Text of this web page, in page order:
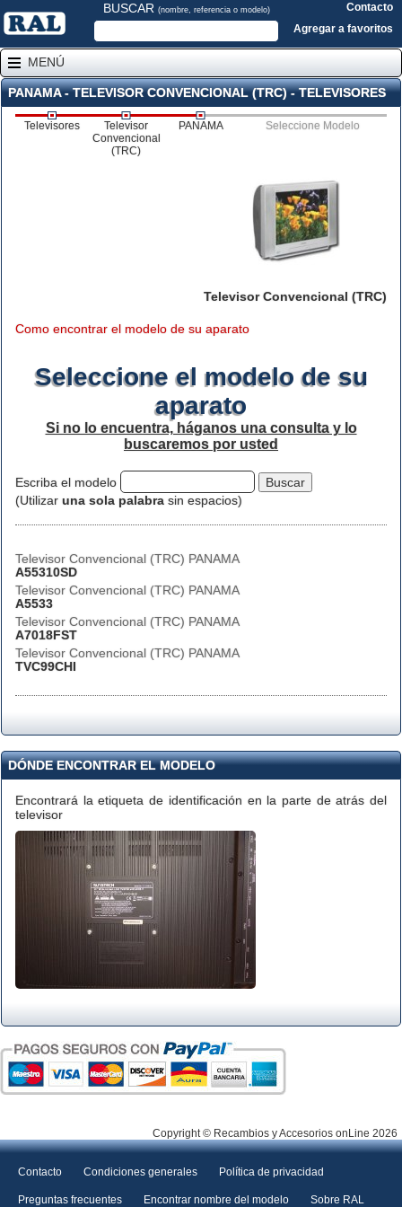
BUSCAR (nombre, referencia o modelo)
Contacto
Agregar a favoritos
MENÚ
PANAMA - TELEVISOR CONVENCIONAL (TRC) - TELEVISORES
Televisores
Televisor
Convencional
(TRC)
PANAMA Seleccione Modelo
Televisor Convencional (TRC)
Como encontrar el modelo de su aparato
Seleccione el modelo de su
aparato
Si no lo encuentra, háganos una consulta y lo
buscaremos por usted
Escriba el modelo
(Utilizar una sola palabra sin espacios)
Televisor Convencional (TRC) PANAMA
A55310SD
Televisor Convencional (TRC) PANAMA
A5533
Televisor Convencional (TRC) PANAMA
A7018FST
Televisor Convencional (TRC) PANAMA
TVC99CHI
DÓNDE ENCONTRAR EL MODELO
Encontrará la etiqueta de identificación en la parte de atrás del
televisor
Copyright © Recambios y Accesorios onLine 2026
Contacto Condiciones generales Política de privacidad
Preguntas frecuentes Encontrar nombre del modelo Sobre RAL